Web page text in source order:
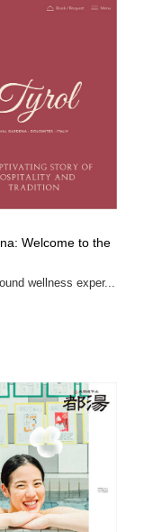
Welcome to the
wellness exper...